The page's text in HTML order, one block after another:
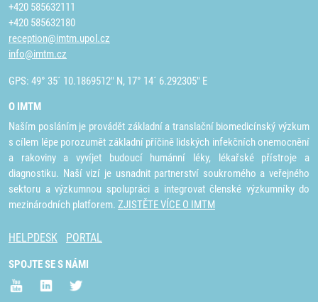
+420 585632111
+420 585632180
reception@imtm.upol.cz
info@imtm.cz
GPS: 49° 35´ 10.1869512" N, 17° 14´ 6.292305" E
O IMTM
Naším posláním je provádět základní a translační biomedicínský výzkum
s cílem lépe porozumět základní příčině lidských infekčních onemocnění
a rakoviny a vyvíjet budoucí humánní léky, lékařské přístroje a
diagnostiku. Naší vizí je usnadnit partnerství soukromého a veřejného
sektoru a výzkumnou spolupráci a integrovat členské výzkumníky do
mezinárodních platforem. ZJISTĚTE VÍCE O IMTM
HELPDESK PORTAL
SPOJTE SE S NÁMI